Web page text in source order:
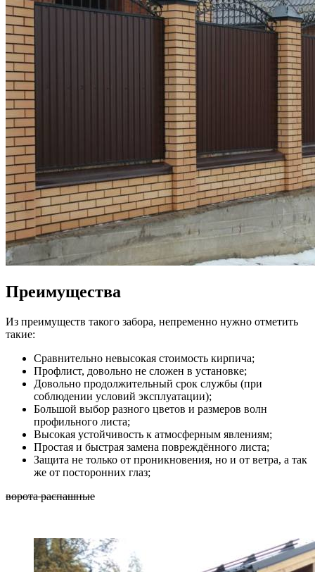
Преимущества
Из преимуществ такого забора, непременно нужно отметить
такие:
Сравнительно невысокая стоимость кирпича;
Профлист, довольно не сложен в установке;
Довольно продолжительный срок службы (при
соблюдении условий эксплуатации);
Большой выбор разного цветов и размеров волн
профильного листа;
Высокая устойчивость к атмосферным явлениям;
Простая и быстрая замена повреждённого листа;
Защита не только от проникновения, но и от ветра, а так
же от посторонних глаз;
ворота распашные